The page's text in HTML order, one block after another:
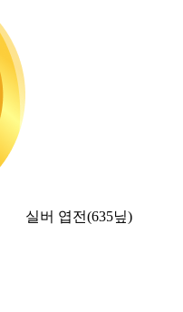
실버 엽전(635닢)